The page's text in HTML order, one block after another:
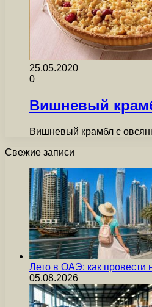
25.05.2020
0
Вишневый
Вишневый крамбл с
Свежие записи
Лето в ОАЭ: как провести
05.08.2026